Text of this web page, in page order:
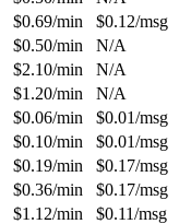
$0.69/min $0.12/msg
$0.50/min
N/A
$2.10/min
N/A
$1.20/min
N/A
$0.06/min $0.01/msg
$0.10/min $0.01/msg
$0.19/min $0.17/msg
$0.36/min $0.17/msg
$1.12/min $0.11/msg